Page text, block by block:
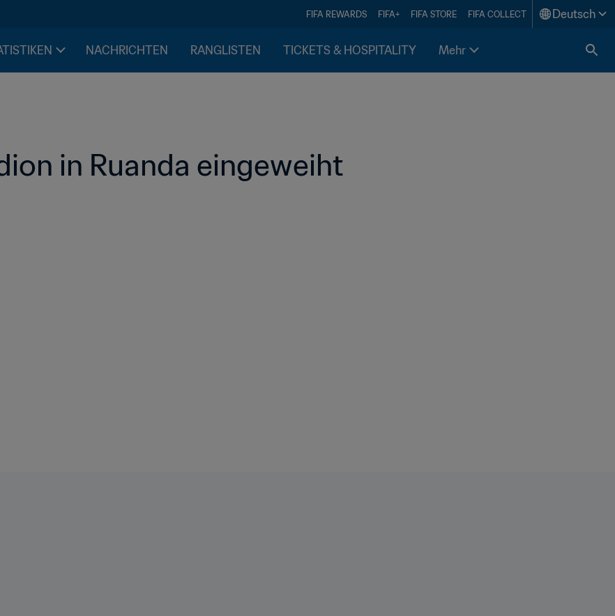
FIFA REWARDS FIFA+ FIFA STORE FIFA COLLECT Deutsch
NACHRICHTEN RANGLISTEN TICKETS & HOSPITALITY Mehr
in Ruanda eingeweiht